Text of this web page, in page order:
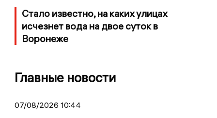
Стало известно, на каких улицах
исчезнет вода на двое суток в
Воронеже
Главные новости
07/08/2026 10:44